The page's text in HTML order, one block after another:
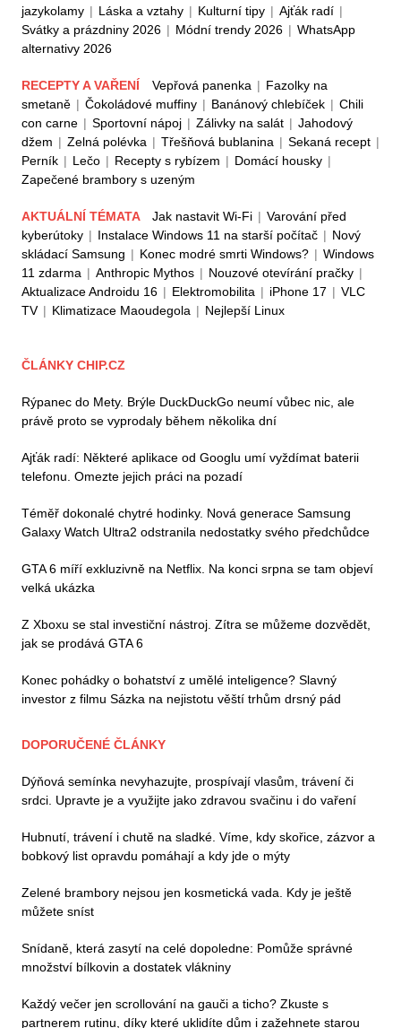
jazykolamy | Láska a vztahy | Kulturní tipy | Ajťák radí |
Svátky a prázdniny 2026 | Módní trendy 2026 | WhatsApp
alternativy 2026
RECEPTY A VAŘENÍ Vepřová panenka | Fazolky na
smetaně | Čokoládové muffiny | Banánový chlebíček | Chili
con carne | Sportovní nápoj | Zálivky na salát | Jahodový
džem | Zelná polévka | Třešňová bublanina | Sekaná recept |
Perník | Lečo | Recepty s rybízem | Domácí housky |
Zapečené brambory s uzeným
AKTUÁLNÍ TÉMATA Jak nastavit Wi-Fi | Varování před
kyberútoky | Instalace Windows 11 na starší počítač | Nový
skládací Samsung | Konec modré smrti Windows? | Windows
11 zdarma | Anthropic Mythos | Nouzové otevírání pračky |
Aktualizace Androidu 16 | Elektromobilita | iPhone 17 | VLC
TV | Klimatizace Maoudegola | Nejlepší Linux
ČLÁNKY CHIP.CZ
Rýpanec do Mety. Brýle DuckDuckGo neumí vůbec nic, ale
právě proto se vyprodaly během několika dní
Ajťák radí: Některé aplikace od Googlu umí vyždímat baterii
telefonu. Omezte jejich práci na pozadí
Téměř dokonalé chytré hodinky. Nová generace Samsung
Galaxy Watch Ultra2 odstranila nedostatky svého předchůdce
GTA 6 míří exkluzivně na Netflix. Na konci srpna se tam objeví
velká ukázka
Z Xboxu se stal investiční nástroj. Zítra se můžeme dozvědět,
jak se prodává GTA 6
Konec pohádky o bohatství z umělé inteligence? Slavný
investor z filmu Sázka na nejistotu věští trhům drsný pád
DOPORUČENÉ ČLÁNKY
Dýňová semínka nevyhazujte, prospívají vlasům, trávení či
srdci. Upravte je a využijte jako zdravou svačinu i do vaření
Hubnutí, trávení i chutě na sladké. Víme, kdy skořice, zázvor a
bobkový list opravdu pomáhají a kdy jde o mýty
Zelené brambory nejsou jen kosmetická vada. Kdy je ještě
můžete sníst
Snídaně, která zasytí na celé dopoledne: Pomůže správné
množství bílkovin a dostatek vlákniny
Každý večer jen scrollování na gauči a ticho? Zkuste s
partnerem rutinu, díky které uklidíte dům i zažehnete starou